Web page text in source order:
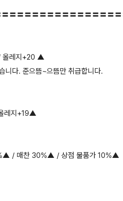
〓〓〓〓〓〓〓〓〓〓〓〓〓〓
올레지+20 ▲
다. 준으뜸~으뜸만 취급합니다.
레지+19▲
/ 매찬 30%▲ / 상점 물품가 10%▲